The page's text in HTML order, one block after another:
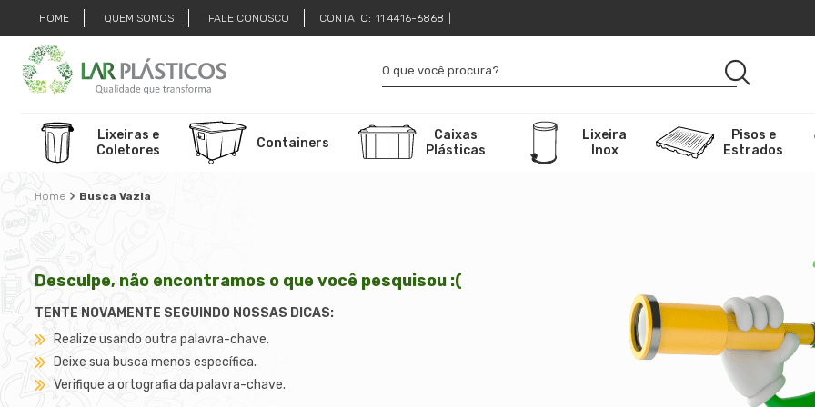
HOME QUEM SOMOS FALE CONOSCO CONTATO: 11 4416-6868
Lixeiras e
Coletores
Containers
Caixas
Plásticas
Lixeira
Inox
Pisos e
Estrados
Busca Vazia
Desculpe, não encontramos o que você pesquisou :(
TENTE NOVAMENTE SEGUINDO NOSSAS DICAS:
Realize usando outra palavra-chave.
Deixe sua busca menos específica.
Verifique a ortografia da palavra-chave.